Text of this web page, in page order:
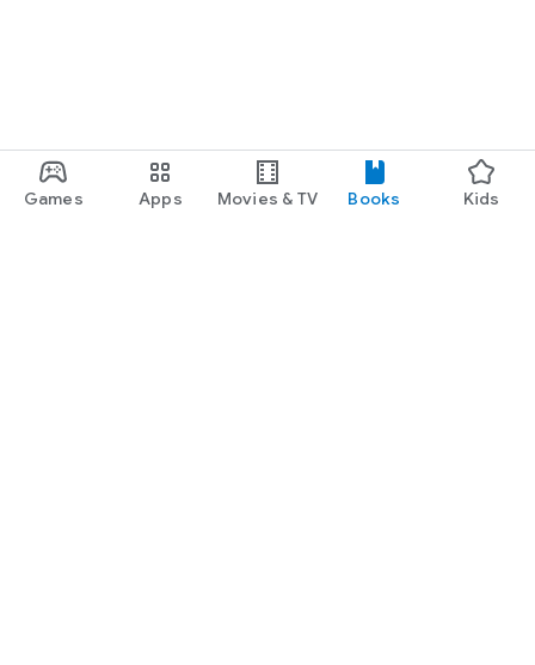
Games Apps Movies & TV Books Kids